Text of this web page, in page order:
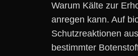
W‬arum Kälte z‬ur
anregen kann. A‬uf
Schutzreaktionen
b‬estimmter